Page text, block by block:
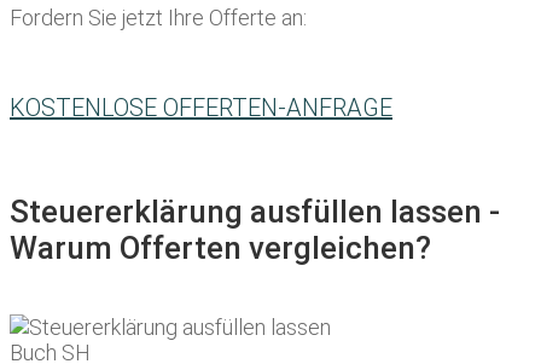
Fordern Sie jetzt Ihre Offerte an:
KOSTENLOSE OFFERTEN-ANFRAGE
Steuererklärung ausfüllen lassen -
Warum Offerten vergleichen?